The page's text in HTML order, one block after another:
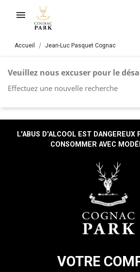

Accueil Jean-Luc Pasquet Cognac
Veuillez nous excuser pour le
Effectuez une nouvelle recherche
L'ABUS D'ALCOOL EST DANGEREUX
CONSOMMER AVEC
VOTRE